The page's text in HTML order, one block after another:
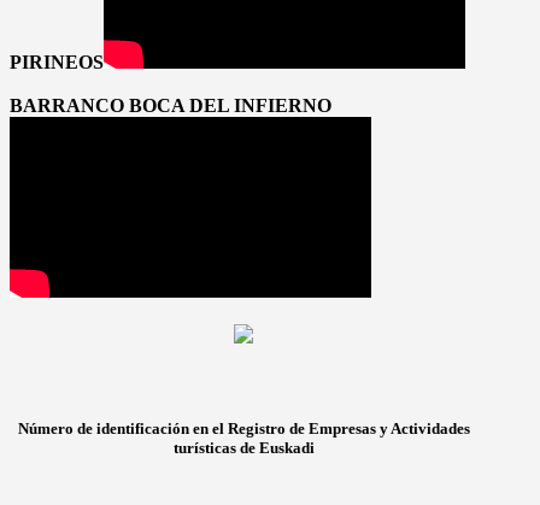
PIRINEOS
BARRANCO BOCA DEL INFIERNO
Número de identificación en el Registro de Empresas y Actividades
turísticas de Euskadi